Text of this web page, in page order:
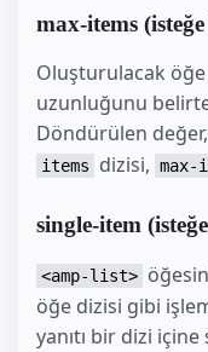
max-items
Oluşturulacak
uzunluğunu
Döndürülen değer,
items dizisi, max-
single-item
<amp-list>
öğe dizisi gibi
yanıtı bir dizi